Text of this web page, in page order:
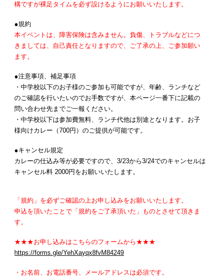
構ですが裸足タイムを必ず設けるようにお願いいたします。
●規約
本イベントは、障害保険は含みません。負傷、トラブルなどにつ
きましては、自己責任となりますので、ご了承の上、ご参加願い
ます。
●注意事項、補足事項
・中学校以下のお子様のご参加も可能ですが、年齢、ランチなど
のご確認を行いたいのでお手数ですが、本ページ一番下に記載の
問い合わせ先までご一報ください。
・中学校以下は参加費無料、ランチ代他は別途となります。お子
様向けカレー（700円）のご提供が可能です。
●キャンセル規定
カレーの仕込み等が必要ですので、3/23から3/24でのキャンセルは
キャンセル料 2000円をお願いいたします。
「規約」を必ずご確認の上お申し込みをお願いいたします。
申込を頂いたことで「規約をご了承頂いた」ものとさせて頂きま
す。
★★★お申し込みはこちらのフォームから★★★
https://forms.gle/YehXayqx8fvM84249
・お名前、お電話番号、メールアドレスは必須です。